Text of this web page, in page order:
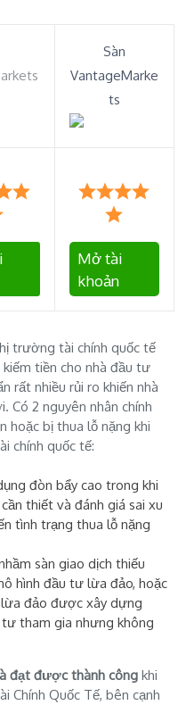
Sàn
VantageMarke
ts
Mở tài
khoản
trường tài chính quốc tế
tiền cho nhà đầu tư
rất nhiều rủi ro khiến nhà
Có 2 nguyên nhân chính
hoặc bị thua lỗ nặng khi
chính quốc tế:
đòn bẩy cao trong khi
thiết và đánh giá sai xu
tình trạng thua lỗ nặng
sàn giao dịch thiếu
hình đầu tư lừa đảo, hoặc
đảo được xây dựng
tham gia nhưng không
đạt được thành công khi
Chính Quốc Tế, bên cạnh